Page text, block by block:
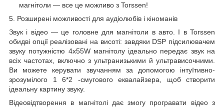
магнітоли — все це можливо з Torssen!
5. Розширені можливості для аудіолюбів і кіноманів
Звук і відео — це головне для магнітоли в авто. І в Torssen
обидві опції реалізовані на висоті: завдяки DSP підсилювачем
звуку потужністю 4х55W магнітолу ідеально передає звук на
всіх частотах, включно з ультранизькими й ультрависочними.
Ви можете керувати звучанням за допомогою інтуїтивно-
зрозумілого 1
6*2
-смугового еквалайзера, щоб створити
ідеальну картину звуку.
Відеовідтворення в магнітолі дає змогу програвати відео з